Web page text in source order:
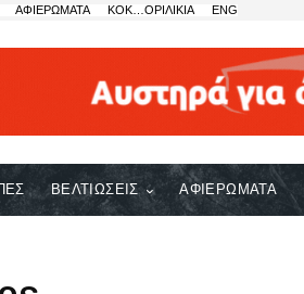
ΑΦΙΕΡΩΜΑΤΑ ΚΟΚ…ΟΡΙΛΙΚΙΑ ENG
ΒΕΛΤΙΩΣΕΙΣ ΑΦΙΕΡΩΜΑΤΑ